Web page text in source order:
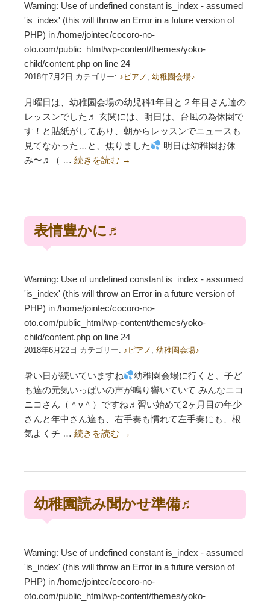
Warning: Use of undefined constant is_index - assumed
'is_index' (this will throw an Error in a future version of
PHP) in /home/jointec/cocoro-no-
oto.com/public_html/wp-content/themes/yoko-
child/content.php on line 24
2018年7月2日 カテゴリー: ♪ピアノ , 幼稚園会場♪
月曜日は、幼稚園会場の幼児科1年目と２年目さん達の
レッスンでした♬ 玄関には、明日は、台風の為休園で
す！と貼紙がしてあり、朝からレッスンでニュースも
見てなかった…と、焦りました
明日は幼稚園お休
み〜♬（ … 続きを読む →
表情豊かに♬
Warning: Use of undefined constant is_index - assumed
'is_index' (this will throw an Error in a future version of
PHP) in /home/jointec/cocoro-no-
oto.com/public_html/wp-content/themes/yoko-
child/content.php on line 24
2018年6月22日 カテゴリー: ♪ピアノ , 幼稚園会場♪
暑い日が続いていますね
幼稚園会場に行くと、子ど
も達の元気いっぱいの声が鳴り響いていて みんなニコ
ニコさん（＾ν＾）ですね♬習い始めて2ヶ月目の年少
さんと年中さん達も、右手奏も慣れて左手奏にも、根
気よくチ … 続きを読む →
幼稚園読み聞かせ準備♬
Warning: Use of undefined constant is_index - assumed
'is_index' (this will throw an Error in a future version of
PHP) in /home/jointec/cocoro-no-
oto.com/public_html/wp-content/themes/yoko-